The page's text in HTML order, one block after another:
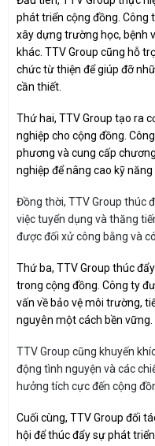
phát triển cộng đồng. Công
xây dựng trường học, bệnh
khác. TTV Group cũng hỗ
chức từ thiện để giúp đỡ
cần thiết.
Thứ hai, TTV Group tạo ra
nghiệp cho cộng đồng.
phương và cung cấp
nghiệp để nâng cao kỹ
Đồng thời, TTV Group thúc
việc tuyển dụng và thăng
được đối xử công bằng và
Thứ ba, TTV Group thúc
trong cộng đồng. Công ty
vấn về bảo vệ môi trường,
nguyên một cách bền vững.
TTV Group cũng khuyến
động tình nguyện và các
hưởng tích cực đến cộng
Cuối cùng, TTV Group đối
hội để thúc đẩy sự phát